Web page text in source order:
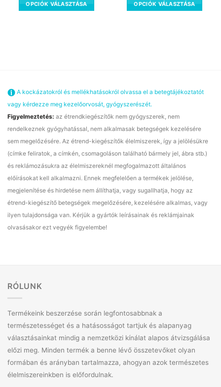
OPCIÓK VÁLASZTÁSA OPCIÓK VÁLASZTÁSA
A kockázatokról és mellékhatásokról olvassa el a betegtájékoztatót
vagy kérdezze meg kezelőorvosát, gyógyszerészét.
Figyelmeztetés: az étrendkiegészítők nem gyógyszerek, nem
rendelkeznek gyógyhatással, nem alkalmasak betegségek kezelésére
sem megelőzésére. Az étrend-kiegészítők élelmiszerek, így a jelölésükre
(címke feliratok, a címkén, csomagoláson található bármely jel, ábra stb.)
és reklámozásukra az élelmiszereknél megfogalmazott általános
előírásokat kell alkalmazni. Ennek megfelelően a termékek jelölése,
megjelenítése és hirdetése nem állíthatja, vagy sugallhatja, hogy az
étrend-kiegészítő betegségek megelőzésére, kezelésére alkalmas, vagy
ilyen tulajdonsága van. Kérjük a gyártók leírásainak és reklámjainak
olvasásakor ezt vegyék figyelembe!
RÓLUNK
Termékeink beszerzése során legfontosabbnak a
természetességet és a hatásosságot tartjuk és alapanyag
választásainkat mindig a nemzetközi kínálat alapos átvizsgálása
előzi meg. Minden termék a benne lévő összetevőket olyan
formában és arányban tartalmazza, ahogyan azok természetes
élelmiszereinkben is előfordulnak.